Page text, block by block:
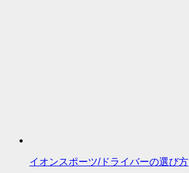
イオンスポーツ/ドライバーの選び方